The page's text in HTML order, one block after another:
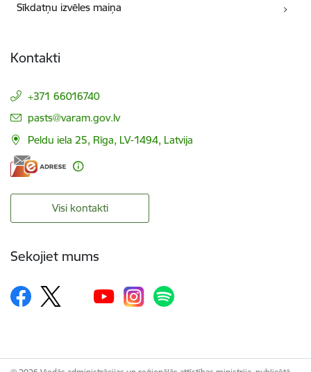
Sīkdatņu izvēles maiņa
Kontakti
+371 66016740
E-pasts:
pasts@varam.gov.lv
Peldu iela 25, Rīga, LV-1494, Latvija
Visi kontakti
Sekojiet mums